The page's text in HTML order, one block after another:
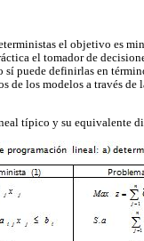
el objetivo es
el tomador de
puede definirlas en
de los modelos a través
típico y su equivalente